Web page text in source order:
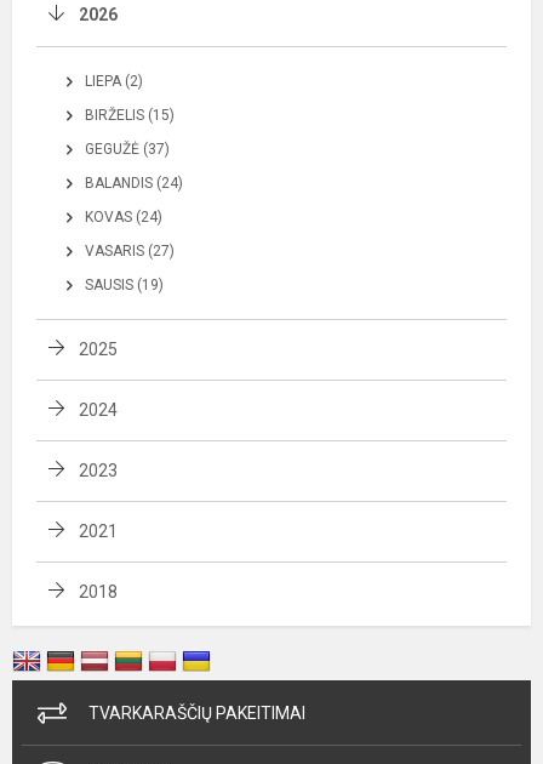
2026
LIEPA (2)
BIRŽELIS (15)
GEGUŽĖ (37)
BALANDIS (24)
KOVAS (24)
VASARIS (27)
SAUSIS (19)
2025
2024
2023
2021
2018
TVARKARAŠČIŲ PAKEITIMAI